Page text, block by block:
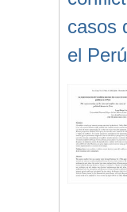
casos
el Perú